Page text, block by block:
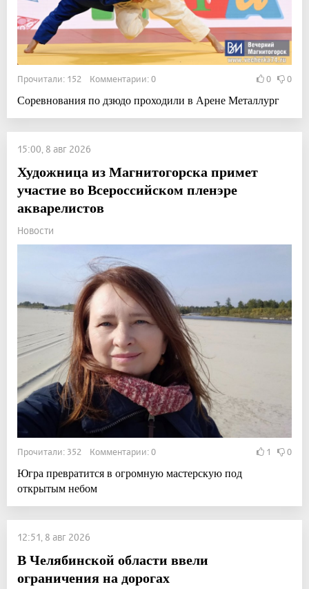
Прочитали: 152 Комментарии: 0 0 0
Соревнования по дзюдо проходили в Арене Металлург
15:00, 8 авг 2026
Художница из Магнитогорска примет
участие во Всероссийском пленэре
акварелистов
Новости
Прочитали: 352 Комментарии: 0 1 0
Югра превратится в огромную мастерскую под
открытым небом
12:51, 8 авг 2026
В Челябинской области ввели
ограничения на дорогах